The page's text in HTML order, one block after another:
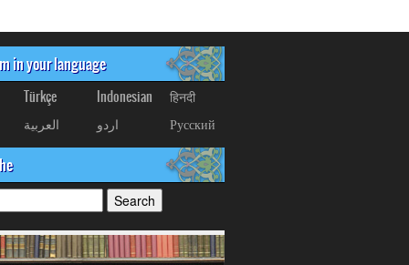
in your language
Türkçe Indonesian
हिनदी
العربیة
اردو Русский